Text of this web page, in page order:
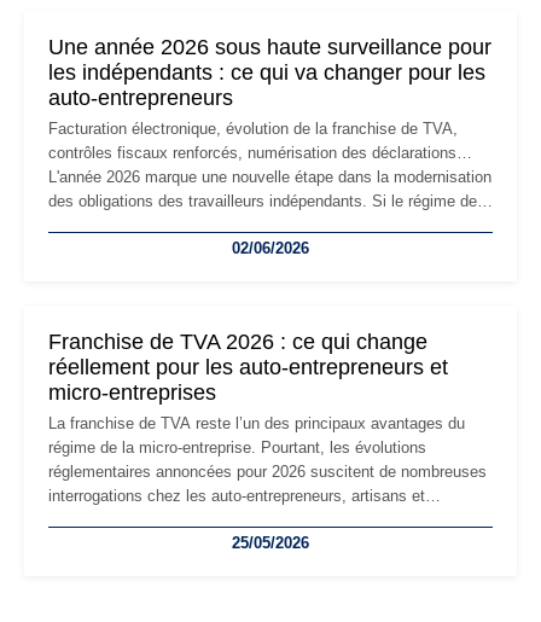
Une année 2026 sous haute surveillance pour
les indépendants : ce qui va changer pour les
auto-entrepreneurs
Facturation électronique, évolution de la franchise de TVA,
contrôles fiscaux renforcés, numérisation des déclarations…
L'année 2026 marque une nouvelle étape dans la modernisation
des obligations des travailleurs indépendants. Si le régime de
les auto-entrepreneurs devront s'adapter à un environnement
02/06/2026
Franchise de TVA 2026 : ce qui change
réellement pour les auto-entrepreneurs et
micro-entreprises
La franchise de TVA reste l’un des principaux avantages du
régime de la micro-entreprise. Pourtant, les évolutions
réglementaires annoncées pour 2026 suscitent de nombreuses
interrogations chez les auto-entrepreneurs, artisans et
facturation ou risque de bascule vers la TVA : les règles
25/05/2026